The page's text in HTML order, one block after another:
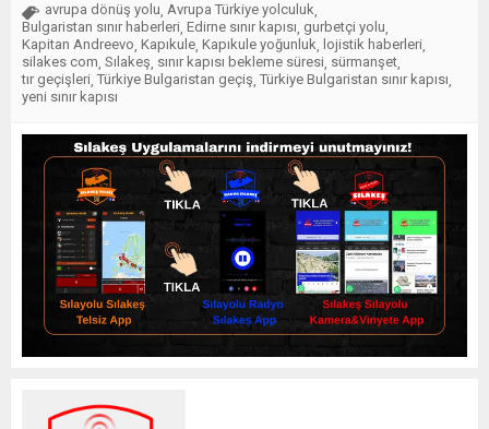
avrupa dönüş yolu, Avrupa Türkiye yolculuk,
Bulgaristan sınır haberleri, Edirne sınır kapısı, gurbetçi yolu,
Kapitan Andreevo, Kapıkule, Kapıkule yoğunluk, lojistik haberleri,
silakes com, Sılakeş, sınır kapısı bekleme süresi, sürmanşet,
tır geçişleri, Türkiye Bulgaristan geçiş, Türkiye Bulgaristan sınır kapısı,
yeni sınır kapısı